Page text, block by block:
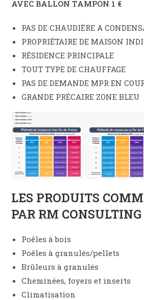
AVEC BALLON TAMPON 1 €
PAS DE CHAUDIÈRE A
PROPRIÉTAIRE DE MAISON
RÉSIDENCE PRINCIPALE
TOUT TYPE DE CHAUFFAGE
PAS DE DEMANDE MPR EN
GRANDE PRÉCAIRE ZONE BLEU
LES PRODUITS
PAR RM CONSULTING
Poêles à bois
Poêles à granulés/pellets
Brûleurs à granulés
Cheminées, foyers et inserts
Climatisation